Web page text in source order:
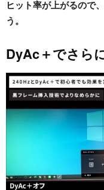
ヒット率が上がるので
う。
DyAc＋でさら